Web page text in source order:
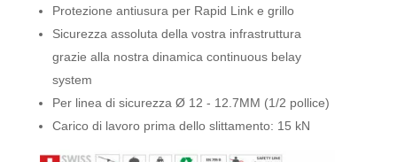
Protezione antiusura per Rapid Link e grillo
Sicurezza assoluta della vostra infrastruttura
grazie alla nostra dinamica continuous belay
system
Per linea di sicurezza Ø 12 - 12.7MM (1/2 pollice)
Carico di lavoro prima dello slittamento: 15 kN